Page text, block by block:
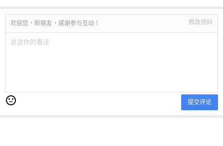
欢迎您，新朋友，感谢参与互动！ 修改资料
提交评论